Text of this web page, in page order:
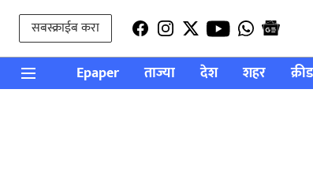
सबस्क्राईब करा
Epaper ताज्या देश शहर